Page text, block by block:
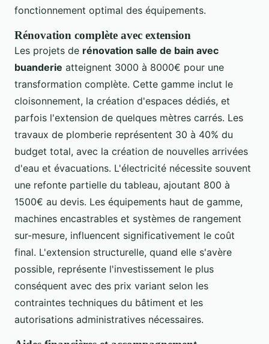
fonctionnement optimal des équipements.
Rénovation complète avec extension
Les projets de rénovation salle de bain avec
buanderie atteignent 3000 à 8000€ pour une
transformation complète. Cette gamme inclut le
cloisonnement, la création d'espaces dédiés, et
parfois l'extension de quelques mètres carrés. Les
travaux de plomberie représentent 30 à 40% du
budget total, avec la création de nouvelles arrivées
d'eau et évacuations. L'électricité nécessite souvent
une refonte partielle du tableau, ajoutant 800 à
1500€ au devis. Les équipements haut de gamme,
machines encastrables et systèmes de rangement
sur-mesure, influencent significativement le coût
final. L'extension structurelle, quand elle s'avère
possible, représente l'investissement le plus
conséquent avec des prix variant selon les
contraintes techniques du bâtiment et les
autorisations administratives nécessaires.